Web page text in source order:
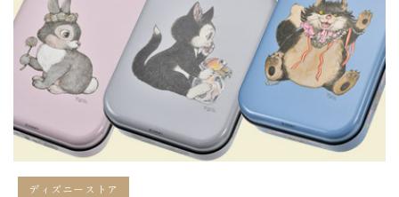
ディズニーストア